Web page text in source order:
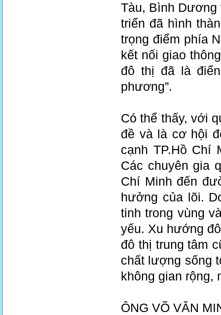
Tàu, Bình
triển đã hình
trọng điểm phía
kết nối giao
đô thị đã là
phương”.
Có thể thấy, với
đề và là cơ hội
cạnh TP.Hồ Chí
Các chuyên gia
Chí Minh đến
hưởng của lõi.
tinh trong vùng
yếu. Xu hướng
đô thị trung tâm
chất lượng sống
không gian rộng,
ÔNG VÕ VĂN